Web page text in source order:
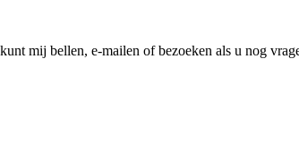
mij bellen, e-mailen of bezoeken als u nog